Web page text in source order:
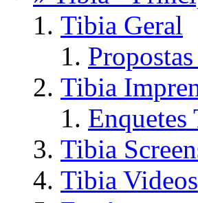
Tibia Geral
Tibia
Tibia
Tibia Videos